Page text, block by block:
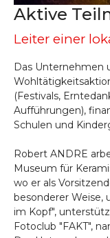
Aktive
Leiter einer
Das Unternehmen
(Festivals,
Aufführungen),
Schulen und
Robert ANDRE
Museum für
wo er als
besonderer Weise,
im Kopf",
Fotoclub "FAKT",